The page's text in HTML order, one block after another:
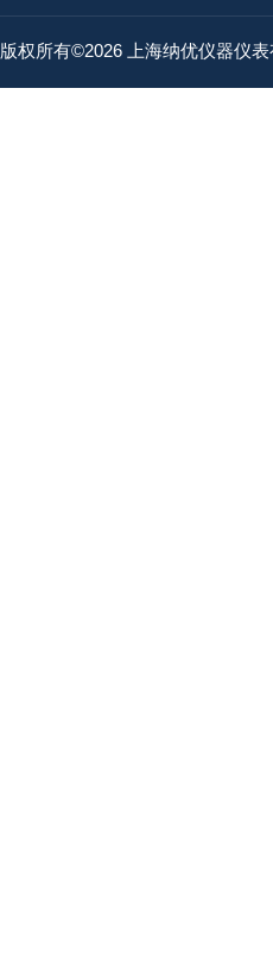
版权所有©2026 上海纳优仪器仪